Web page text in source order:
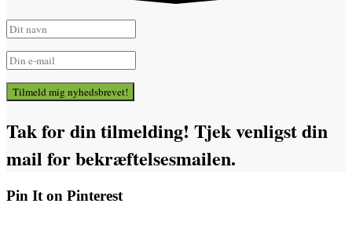
Tilmeld mig nyhedsbrevet!
Tak for din tilmelding! Tjek venligst din
mail for bekræftelsesmailen.
Pin It on Pinterest